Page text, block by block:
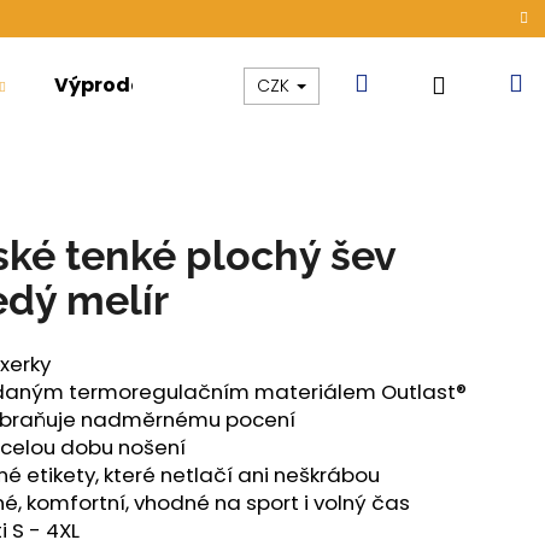
Výprodej Kolekce Akce
CZK Hledat
tenké plochý šev
melír
termoregulačním materiálem Outlast®
nadměrnému pocení
dobu nošení
etikety, které netlačí ani neškrábou
komfortní, vhodné na sport i volný čas
S - 4XLTENKÉ OUTLAST®